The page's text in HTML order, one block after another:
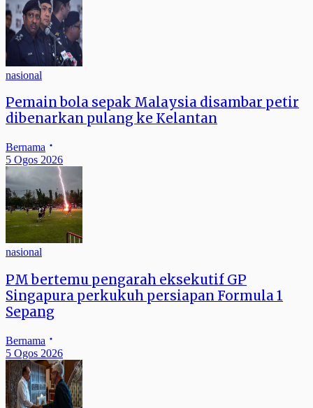
nasional
Pemain bola sepak Malaysia disambar petir
dibenarkan pulang ke Kelantan
Bernama
5 Ogos 2026
nasional
PM bertemu pengarah eksekutif GP
Singapura perkukuh persiapan Formula 1
Sepang
Bernama
5 Ogos 2026